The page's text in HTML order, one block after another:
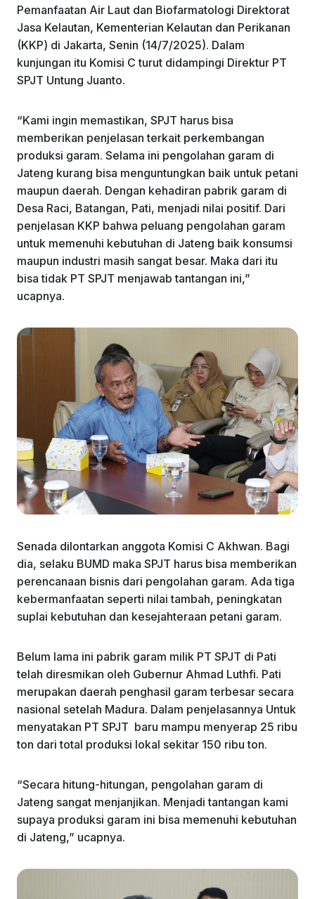
Pemanfaatan Air Laut dan Biofarmatologi Direktorat
Jasa Kelautan, Kementerian Kelautan dan Perikanan
(KKP) di Jakarta, Senin (14/7/2025). Dalam
kunjungan itu Komisi C turut didampingi Direktur PT
SPJT Untung Juanto.
“Kami ingin memastikan, SPJT harus bisa
memberikan penjelasan terkait perkembangan
produksi garam. Selama ini pengolahan garam di
Jateng kurang bisa menguntungkan baik untuk petani
maupun daerah. Dengan kehadiran pabrik garam di
Desa Raci, Batangan, Pati, menjadi nilai positif. Dari
penjelasan KKP bahwa peluang pengolahan garam
untuk memenuhi kebutuhan di Jateng baik konsumsi
maupun industri masih sangat besar. Maka dari itu
bisa tidak PT SPJT menjawab tantangan ini,”
ucapnya.
Senada dilontarkan anggota Komisi C Akhwan. Bagi
dia, selaku BUMD maka SPJT harus bisa memberikan
perencanaan bisnis dari pengolahan garam. Ada tiga
kebermanfaatan seperti nilai tambah, peningkatan
suplai kebutuhan dan kesejahteraan petani garam.
Belum lama ini pabrik garam milik PT SPJT di Pati
telah diresmikan oleh Gubernur Ahmad Luthfi. Pati
merupakan daerah penghasil garam terbesar secara
nasional setelah Madura. Dalam penjelasannya Untuk
menyatakan PT SPJT baru mampu menyerap 25 ribu
ton dari total produksi lokal sekitar 150 ribu ton.
“Secara hitung-hitungan, pengolahan garam di
Jateng sangat menjanjikan. Menjadi tantangan kami
supaya produksi garam ini bisa memenuhi kebutuhan
di Jateng,” ucapnya.